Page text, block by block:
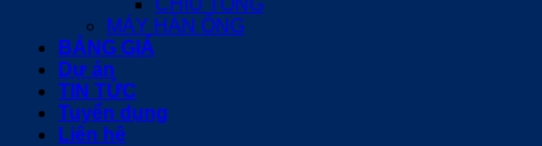
MÁY HÀN ỐNG
BẢNG GIÁ
Dự án
TIN TỨC
Tuyển dụng
Liên hệ